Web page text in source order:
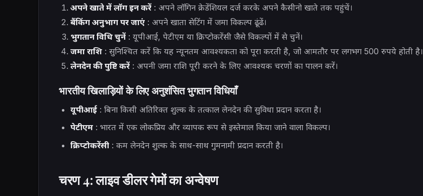
अपने खाते में लॉग इन करें: अपने लॉगिन क्रेडेंशियल दर्ज करके अपने कैसीनो खाते तक पहुंचें।
बैंकिंग अनुभाग पर जाएं: अपने खाता सेटिंग में जमा विकल्प ढूंढें।
भुगतान विधि चुनें: यूपीआई, पेटीएम या क्रिप्टोकरेंसी जैसे विकल्पों में से चुनें।
जमा राशि: सुनिश्चित करें कि यह न्यूनतम आवश्यकता को पूरा करती है, जो आमतौर पर लगभग 500 रुपये होती है।
लेनदेन की पुष्टि करें: अपनी जमा राशि पूरी करने के लिए आवश्यक चरणों का पालन करें।
भारतीय खिलाड़ियों के लिए अनुशंसित भुगतान विधियाँ
यूपीआई: बिना किसी अतिरिक्त शुल्क के तत्काल लेनदेन की सुविधा प्रदान करता है।
पेटीएम: भारत में एक लोकप्रिय और व्यापक रूप से इस्तेमाल किया जाने वाला विकल्प।
क्रिप्टोकरेंसी: कम लेनदेन शुल्क के साथ-साथ गुमनामी प्रदान करती है।
चरण 4: लाइव डीलर गेमों का अन्वेषण